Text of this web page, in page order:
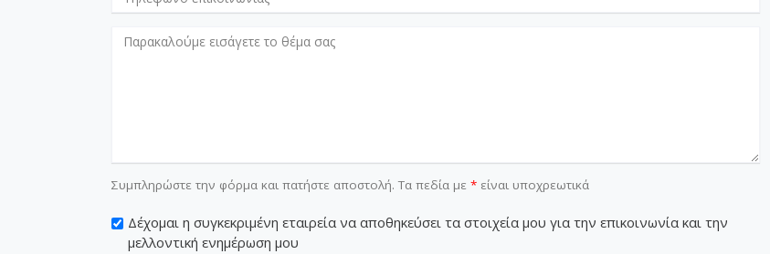
Συμπληρώστε την φόρμα και πατήστε αποστολή. Τα πεδία με * είναι υποχρεωτικά
Δέχομαι η συγκεκριμένη εταιρεία να αποθηκεύσει τα στοιχεία μου για την επικοινωνία και την
μελλοντική ενημέρωση μου